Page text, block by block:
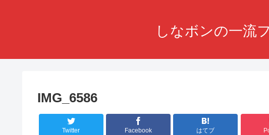
しなボンの一流
IMG_6586
Twitter Facebook はてブ